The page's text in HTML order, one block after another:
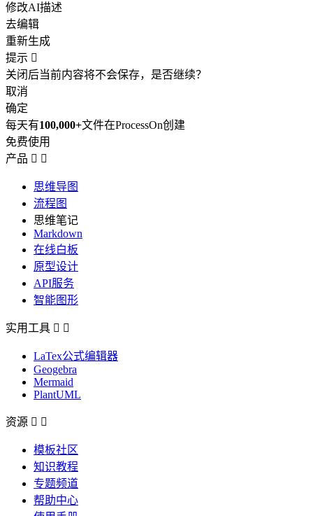
修改AI描述
去编辑
重新生成
提示 
关闭后当前内容将不会保存，是否继续？
取消
确定
每天有100,000+文件在ProcessOn创建
免费使用
产品  
思维导图
流程图
思维笔记
Markdown
在线白板
原型设计
API服务
智能图形
实用工具  
LaTex公式编辑器
Geogebra
Mermaid
PlantUML
资源  
模板社区
知识教程
专题频道
帮助中心